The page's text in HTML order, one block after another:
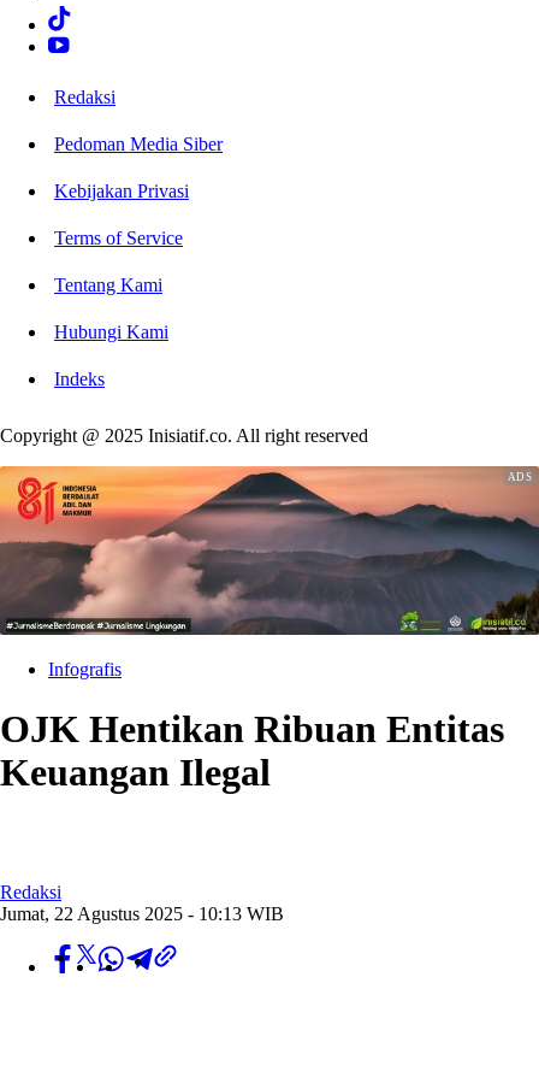
Redaksi
Pedoman Media Siber
Kebijakan Privasi
Terms of Service
Tentang Kami
Hubungi Kami
Indeks
Copyright @ 2025 Inisiatif.co. All right reserved
Infografis
OJK Hentikan Ribuan Entitas
Keuangan Ilegal
Redaksi
Jumat, 22 Agustus 2025 - 10:13 WIB